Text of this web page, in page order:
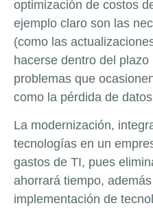
optimización de costos
ejemplo claro son las
(como las
hacerse dentro del
problemas que
como la pérdida de
La modernización,
tecnologías en un
gastos de TI, pues
ahorrará tiempo,
implementación de